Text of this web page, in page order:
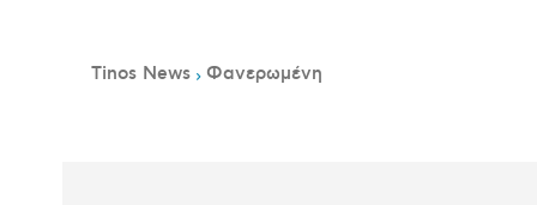
Tinos News Φανερωμένη